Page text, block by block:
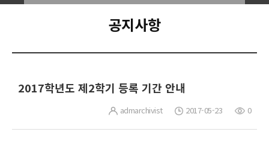
공지사항
2017학년도 제2학기 등록 기간 안내
admarchivist 2017-05-23 0